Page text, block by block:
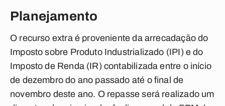
Planejamento
O recurso extra é proveniente da arrecadação do
Imposto sobre Produto Industrializado (IPI) e do
Imposto de Renda (IR) contabilizada entre o início
de dezembro do ano passado até o final de
novembro deste ano. O repasse será realizado um